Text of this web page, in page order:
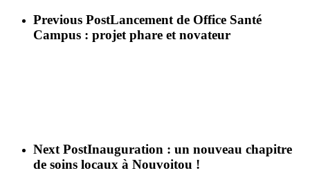
Previous PostLancement de Office Santé
Campus : projet phare et novateur
Next PostInauguration : un nouveau chapitre
de soins locaux à Nouvoitou !